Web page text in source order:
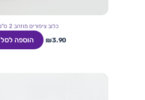
כלוב ציפורים מוזהב 2 ס"מ
₪3.90 הוספה לסל